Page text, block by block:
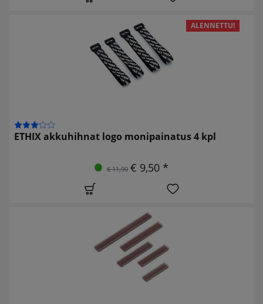
ALENNETTU!
ETHIX akkuhihnat logo monipainatus 4 kpl
€ 11,90 € 9,50 *